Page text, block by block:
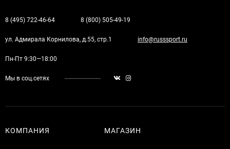
8 (495) 722-46-64 8 (800) 505-49-19
ул. Адмирала Корнилова, д.55, стр.1 info@russsport.ru
Пн-Пт 9:30—18:00
Мы в соц.сетях
КОМПАНИЯ МАГАЗИН